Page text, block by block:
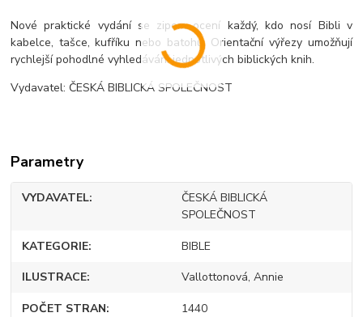
Nové praktické vydání se zipem ocení každý, kdo nosí Bibli v
kabelce, tašce, kufříku nebo batohu. Orientační výřezy umožňují
rychlejší pohodlné vyhledávání jednotlivých biblických knih.
Vydavatel: ČESKÁ BIBLICKÁ SPOLEČNOST
Parametry
VYDAVATEL
ČESKÁ BIBLICKÁ
SPOLEČNOST
KATEGORIE BIBLE
ILUSTRACE Vallottonová, Annie
POČET STRAN 1440